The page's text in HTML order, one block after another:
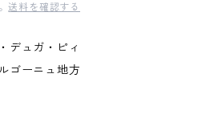
送料を確認する
デュガ・ピィ
ゴーニュ地方